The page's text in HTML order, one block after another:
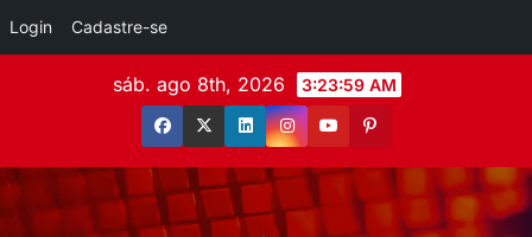
Login Cadastre-se
sáb. ago 8th, 2026 3:24:01 AM